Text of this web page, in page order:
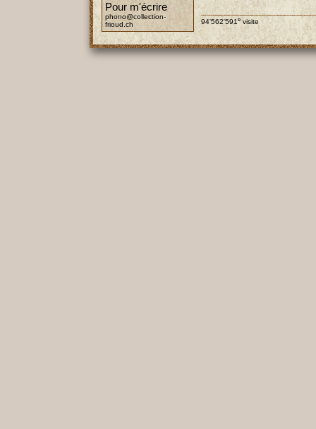
Pour m'écrire
phono@collection-
frioud.ch
94'562'591e visite